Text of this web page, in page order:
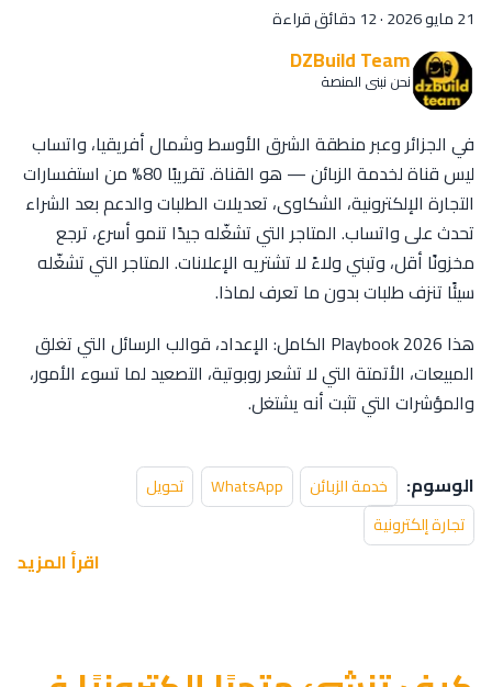
21 مايو 2026 ·12 دقائق قراءة
DZBuild Team
نحن نبني المنصة
في الجزائر وعبر منطقة الشرق الأوسط وشمال أفريقيا، واتساب
ليس قناة لخدمة الزبائن — هو القناة. تقريبًا 80% من استفسارات
التجارة الإلكترونية، الشكاوى، تعديلات الطلبات والدعم بعد الشراء
تحدث على واتساب. المتاجر التي تشغّله جيدًا تنمو أسرع، ترجع
مخزونًا أقل، وتبني ولاءً لا تشتريه الإعلانات. المتاجر التي تشغّله
سيئًا تنزف طلبات بدون ما تعرف لماذا.
هذا Playbook 2026 الكامل: الإعداد، قوالب الرسائل التي تغلق
المبيعات، الأتمتة التي لا تشعر روبوتية، التصعيد لما تسوء الأمور،
والمؤشرات التي تثبت أنه يشتغل.
الوسوم: خدمة الزبائن WhatsApp
تحويل
تجارة إلكترونية
اقرأ المزيد